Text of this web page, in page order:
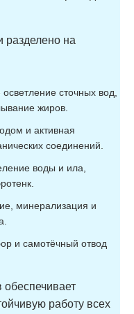
разделено на
сточных вод,
жиров.
и активная
соединений.
воды и ила,
минерализация и
и самотёчный отвод
работу всех